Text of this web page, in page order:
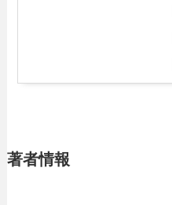
著者情報